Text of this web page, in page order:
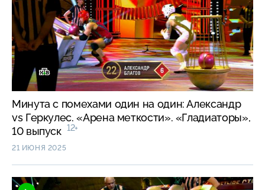
Минута с помехами один на один: Александр
vs Геркулес. «Арена меткости». «Гладиаторы»,
10 выпуск 12+
21 ИЮНЯ 2025